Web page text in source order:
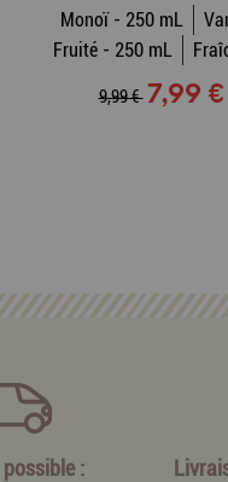
Monoï - 250 mL
Fruité - 250 mL
9,99 € 7,99 €
: